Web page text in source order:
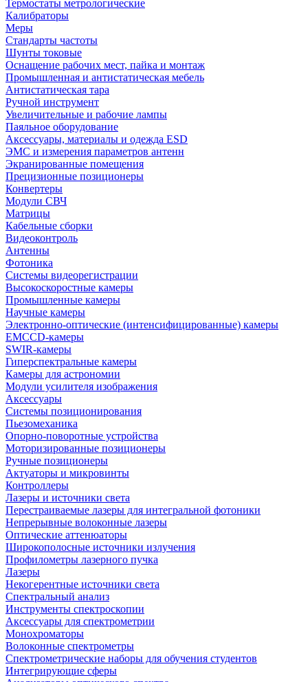
Термостаты метрологические
Калибраторы
Меры
Стандарты частоты
Шунты токовые
Оснащение рабочих мест, пайка и монтаж
Промышленная и антистатическая мебель
Антистатическая тара
Ручной инструмент
Увеличительные и рабочие лампы
Паяльное оборудование
Аксессуары, материалы и одежда ESD
ЭМС и измерения параметров антенн
Экранированные помещения
Прецизионные позиционеры
Конвертеры
Модули СВЧ
Матрицы
Кабельные сборки
Видеоконтроль
Антенны
Фотоника
Cистемы видеорегистрации
Высокоскоростные камеры
Промышленные камеры
Научные камеры
Электронно-оптические (интенсифицированные) камеры
EMCCD-камеры
SWIR-камеры
Гиперспектральные камеры
Камеры для астрономии
Модули усилителя изображения
Аксессуары
Системы позиционирования
Пьезомеханика
Опорно-поворотные устройства
Моторизированные позиционеры
Ручные позиционеры
Актуаторы и микровинты
Контроллеры
Лазеры и источники света
Перестраиваемые лазеры для интегральной фотоники
Непрерывные волоконные лазеры
Оптические аттенюаторы
Широкополосные источники излучения
Профилометры лазерного пучка
Лазеры
Некогерентные источники света
Спектральный анализ
Инструменты спектроскопии
Аксессуары для спектрометрии
Монохроматоры
Волоконные спектрометры
Спектрометрические наборы для обучения студентов
Интегрирующие сферы